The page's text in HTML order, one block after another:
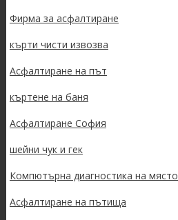
Фирма за асфалтиране
кърти чисти извозва
Асфалтиране на път
къртене на баня
Асфалтиране София
шейни чук и гек
Компютърна диагностика на място
Асфалтиране на пътища